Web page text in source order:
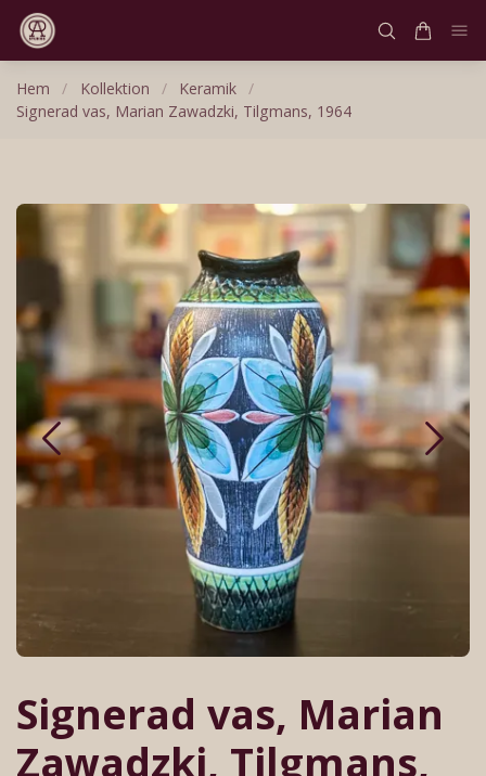
Hem / Kollektion / Keramik /
Signerad vas, Marian Zawadzki, Tilgmans, 1964
Signerad vas, Marian
Zawadzki, Tilgmans,